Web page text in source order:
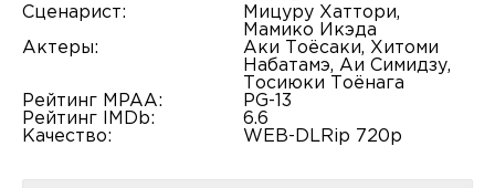
Сценарист:
Мицуру Хаттори,
Мамико Икэда
Актеры:
Аки Тоёсаки, Хитоми
Набатамэ, Аи Симидзу,
Тосиюки Тоёнага
Рейтинг MPAA:
PG-13
Рейтинг IMDb:
6.6
Качество:
WEB-DLRip 720p